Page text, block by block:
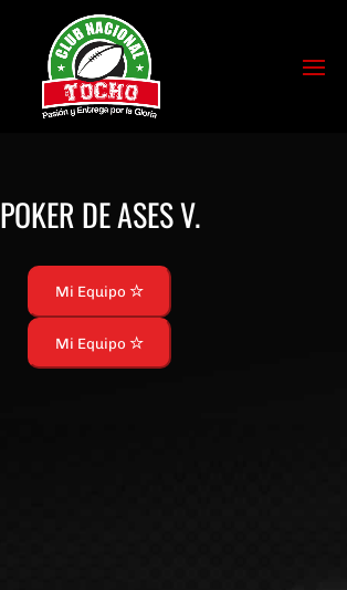
POKER DE ASES V.
Mi Equipo
Mi Equipo